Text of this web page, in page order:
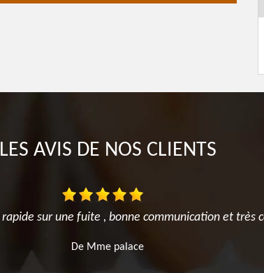
LES AVIS DE NOS CLIENTS
sur une fuite , bonne communication et très
De Mme palace